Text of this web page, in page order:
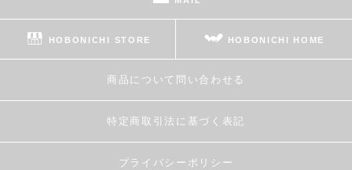
HOBONICHI STORE HOBONICHI HOME
商品について問い合わせる
特定商取引法に基づく表記
プライバシーポリシー